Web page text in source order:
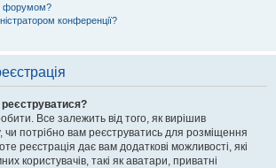
форумом?
конференції?
реєструватися?
Все залежить від того, як вирішив
чи потрібно вам реєструватись для розміщення
реєстрація дає вам додаткові можливості, які
користувачів, такі як аватари, приватні